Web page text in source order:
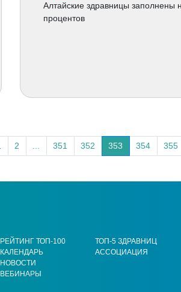
Алтайские здравницы заполнены
процентов
2 351 352 353 354 355
РЕЙТИНГ ТОП-100
КАЛЕНДАРЬ
НОВОСТИ
ВЕБИНАРЫ
ТОП-5 ЗДРАВНИЦ
АССОЦИАЦИЯ